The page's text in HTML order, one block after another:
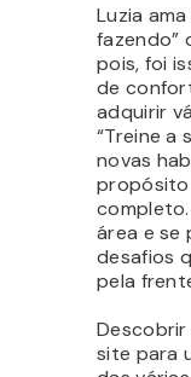
Luzia
fazendo”
pois, foi
de
adquirir
“Treine a
novas
área e se
desafios
pela
site para